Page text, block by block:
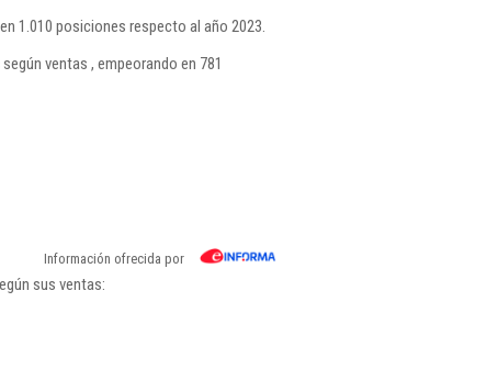
1.010 posiciones respecto al año 2023.
según ventas , empeorando en 781
Información ofrecida por
sus ventas: